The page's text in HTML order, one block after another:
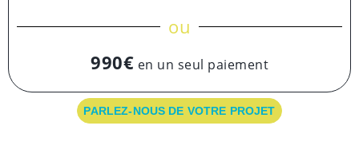
ou
990€ en un seul paiement
PARLEZ-NOUS DE VOTRE PROJET